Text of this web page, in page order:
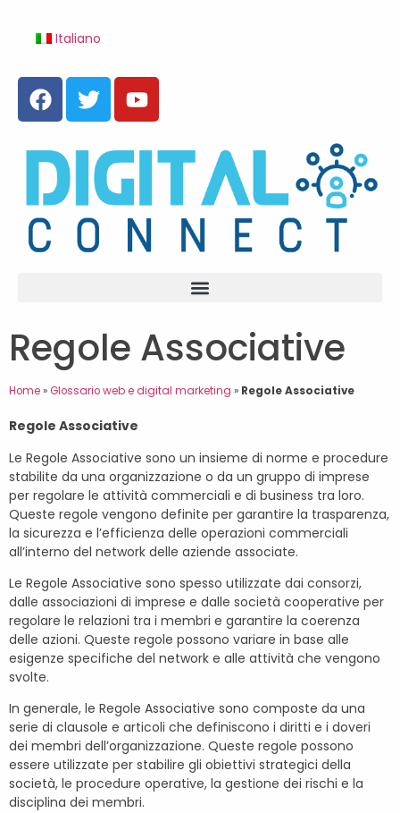
Italiano
Regole Associative
Home»Glossario web e digital marketing » Regole Associative
Regole Associative
Le Regole Associative sono un insieme di norme e procedure
stabilite da una organizzazione o da un gruppo di imprese
per regolare le attività commerciali e di business tra loro.
Queste regole vengono definite per garantire la trasparenza,
la sicurezza e l’efficienza delle operazioni commerciali
all’interno del network delle aziende associate.
Le Regole Associative sono spesso utilizzate dai consorzi,
dalle associazioni di imprese e dalle società cooperative per
regolare le relazioni tra i membri e garantire la coerenza
delle azioni. Queste regole possono variare in base alle
esigenze specifiche del network e alle attività che vengono
svolte.
In generale, le Regole Associative sono composte da una
serie di clausole e articoli che definiscono i diritti e i doveri
dei membri dell’organizzazione. Queste regole possono
essere utilizzate per stabilire gli obiettivi strategici della
società, le procedure operative, la gestione dei rischi e la
disciplina dei membri.